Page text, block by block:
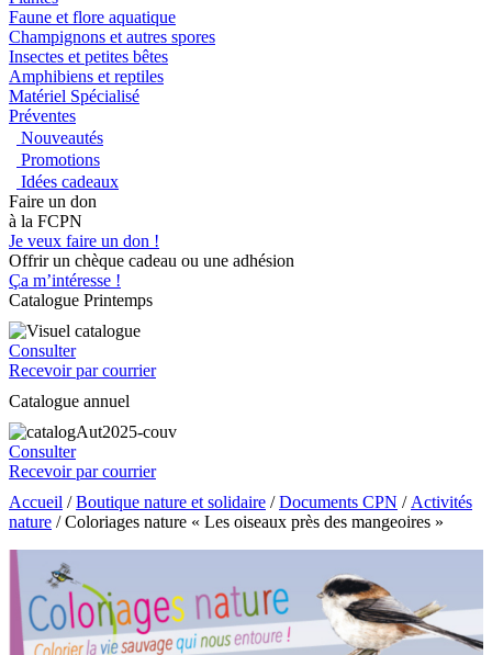
Faune et flore aquatique
Champignons et autres spores
Insectes et petites bêtes
Amphibiens et reptiles
Matériel Spécialisé
Préventes
Nouveautés
Promotions
Idées cadeaux
Faire un don
à la FCPN
Je veux faire un don !
Offrir un chèque cadeau ou une adhésion
Ça m’intéresse !
Catalogue Printemps
Consulter
Recevoir par courrier
Catalogue annuel
Consulter
Recevoir par courrier
Accueil /Boutique nature et solidaire /Documents CPN / Activités
nature / Coloriages nature « Les oiseaux près des mangeoires »